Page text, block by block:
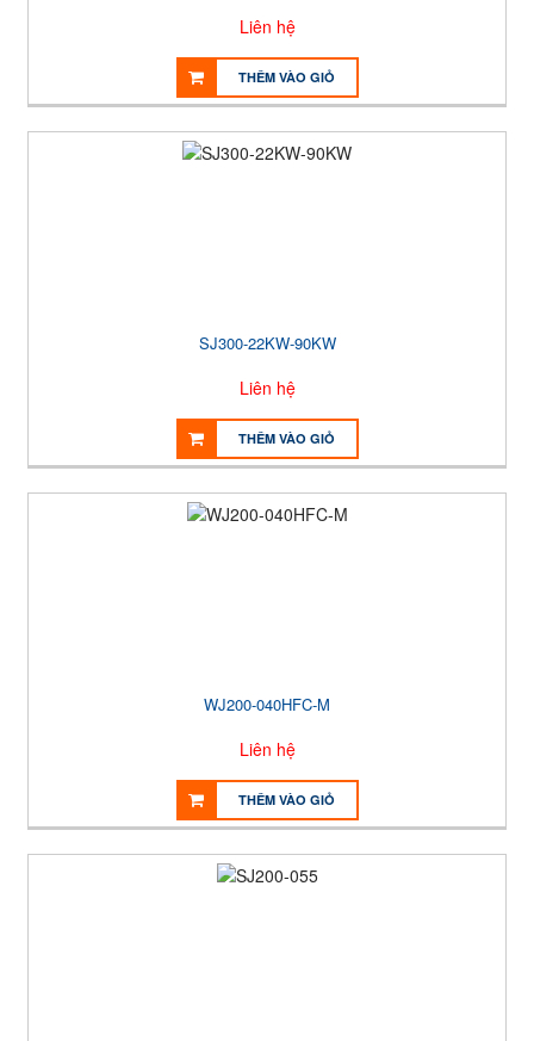
Liên hệ
THÊM VÀO GIỎ
SJ300-22KW-90KW
Liên hệ
THÊM VÀO GIỎ
WJ200-040HFC-M
Liên hệ
THÊM VÀO GIỎ